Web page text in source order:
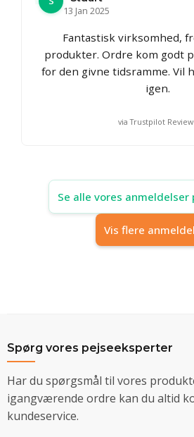
13 Jan 2025
Fantastisk virksomhed,
produkter. Ordre kom godt
for den givne tidsramme. Vil
igen.
via Trustpilot
Se alle vores
Vis flere
Spørg vores pejseeksperter
Har du spørgsmål til vores
igangværende ordre kan du altid
kundeservice.